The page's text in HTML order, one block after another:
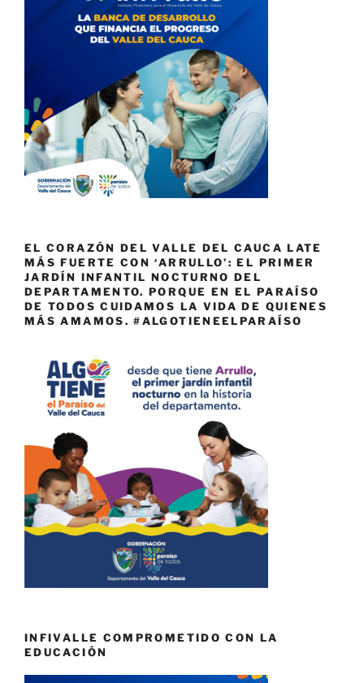
EL CORAZÓN DEL VALLE DEL CAUCA LATE
MÁS FUERTE CON ‘ARRULLO’: EL PRIMER
JARDÍN INFANTIL NOCTURNO DEL
DEPARTAMENTO. PORQUE EN EL PARAÍSO
DE TODOS CUIDAMOS LA VIDA DE QUIENES
MÁS AMAMOS. #ALGOTIENEELPARAÍSO
INFIVALLE COMPROMETIDO CON LA
EDUCACIÓN